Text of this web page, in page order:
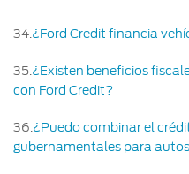
34.¿Ford Credit financia
35.¿Existen beneficios
con Ford Credit?
36.¿Puedo combinar el
gubernamentales para